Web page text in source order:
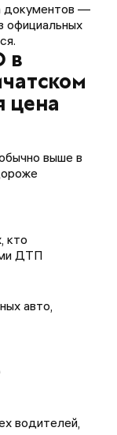
документов —
официальных
в
цена
выше в
кто
ДТП
авто,
водителей,